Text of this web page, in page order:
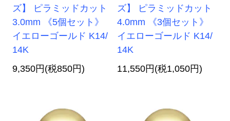
ズ】 ピラミッドカット
3.0mm 《5個セット》
イエローゴールド K14/
14K
9,350円(税850円)
ズ】 ピラミッドカット
4.0mm 《3個セット》
イエローゴールド K14/
14K
11,550円(税1,050円)